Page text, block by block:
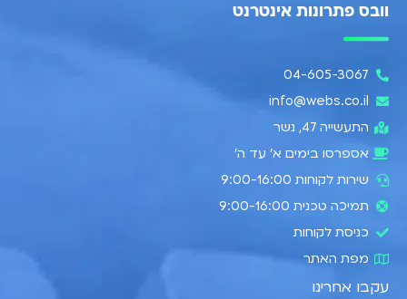
וובס פתרונות אינטרנט
04-605-3067
info@webs.co.il
התעשייה 47, נשר​
אספרסו בימים א’ עד ה׳
שירות לקוחות 9:00-16:00
תמיכה טכנית 9:00-16:00
כניסת לקוחות
מפת האתר
עקבו אחרינו